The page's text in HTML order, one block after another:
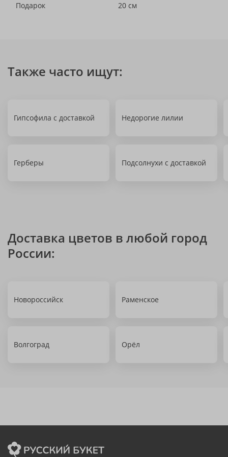
Подарок
20 см
Также часто ищут:
Гипсофила с доставкой Недорогие лилии
Герберы Подсолнухи с доставкой
Доставка цветов в любой город
России:
Новороссийск Раменское
Волгоград Орёл